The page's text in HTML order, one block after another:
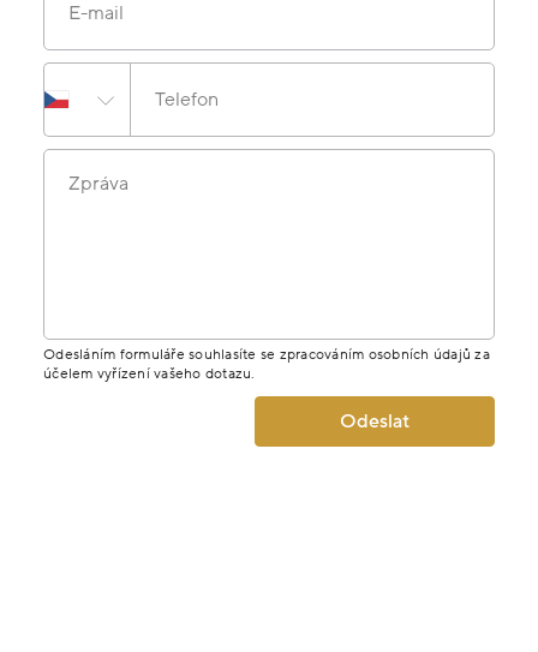
E-mail
Telefon
Zpráva
Odesláním formuláře souhlasíte se zpracováním osobních údajů za
účelem vyřízení vašeho dotazu.
Odeslat